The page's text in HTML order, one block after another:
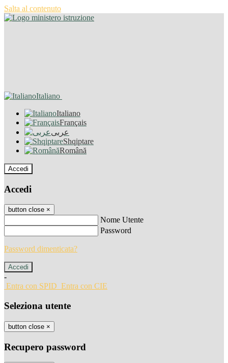
Salta al contenuto
Italiano
Italiano
Français
عربى
Shqiptare
Română
Accedi
Accedi
button close ×
Nome Utente
Password
Password dimenticata?
-
Entra con SPID Entra con CIE
Seleziona utente
button close ×
Recupero password